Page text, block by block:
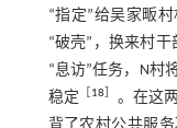
“指定”给吴家畈
“破壳”，换来村
“息访”任务，N村
稳定
18
。在这